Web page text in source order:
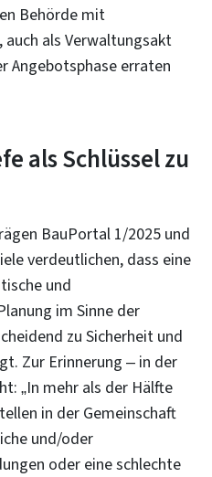
Behörde mit
auch als Verwaltungsakt
Angebotsphase erraten
als Schlüssel zu
BauPortal 1/2025 und
verdeutlichen, dass eine
und
im Sinne der
zu Sicherheit und
Zur Erinnerung – in der
„In mehr als der Hälfte
in der Gemeinschaft
und/oder
oder eine schlechte